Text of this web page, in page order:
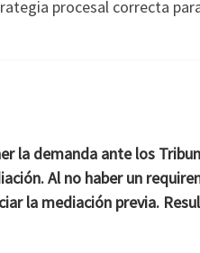
procesal correcta
la demanda ante los
. Al no haber un
la mediación previa.